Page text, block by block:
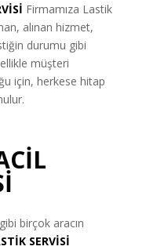
Firmamıza Lastik
alınan hizmet,
durumu gibi
müşteri
için, herkese hitap
birçok aracın
SERVİSİ